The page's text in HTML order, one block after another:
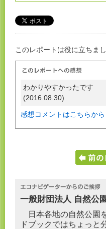
このレポートは役に立ちま
わかりやすかったです
(2016.08.30)
感想コメントはこちらから
一般財団法人 自然公
日本各地の自然公園
ドブックではちょっと